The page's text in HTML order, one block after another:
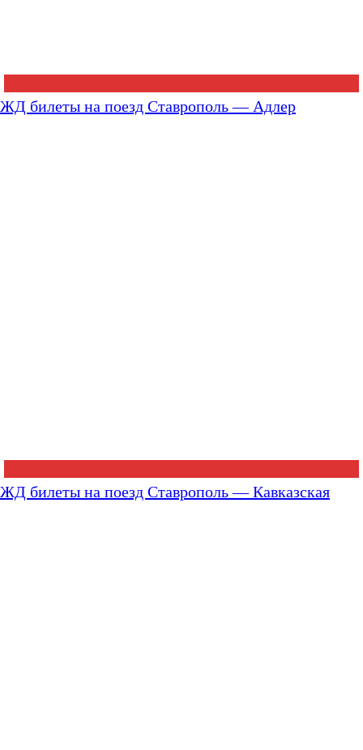
ЖД билеты на поезд Ставрополь — Адлер
ЖД билеты на поезд Ставрополь — Кавказская